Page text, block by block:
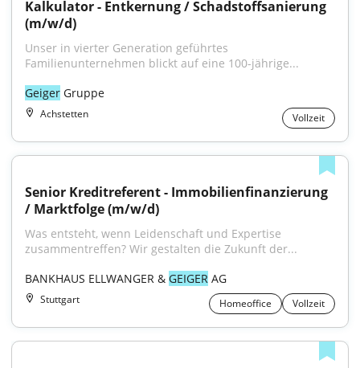
Kalkulator - Entkernung / Schadstoffsanierung
(m/w/d)
Unser in vierter Generation geführtes
Familienunternehmen blickt auf eine 100-jährige...
Geiger Gruppe
Achstetten Vollzeit
Senior Kreditreferent - Immobilienfinanzierung
/ Marktfolge (m/w/d)
Was entsteht, wenn Leidenschaft und Expertise
zusammentreffen? Wir gestalten die Zukunft der...
BANKHAUS ELLWANGER & GEIGER AG
Stuttgart Homeoffice Vollzeit